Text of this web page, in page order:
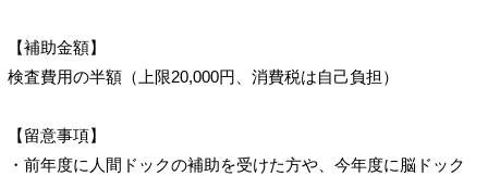
【補助金額】
検査費用の半額（上限20,000円、消費税は自己負担）
【留意事項】
・前年度に人間ドックの補助を受けた方や、今年度に脳ドック